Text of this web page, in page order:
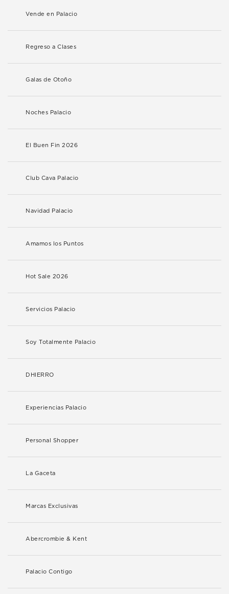
Vende en Palacio
Regreso a Clases
Galas de Otoño
Noches Palacio
El Buen Fin 2026
Club Cava Palacio
Navidad Palacio
Amamos los Puntos
Hot Sale 2026
Servicios Palacio
Soy Totalmente Palacio
DHIERRO
Experiencias Palacio
Personal Shopper
La Gaceta
Marcas Exclusivas
Abercrombie & Kent
Palacio Contigo